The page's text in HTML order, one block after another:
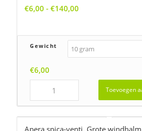
€6,00 - €140,00
€140,00
Gewicht
€6,00
Toevoegen